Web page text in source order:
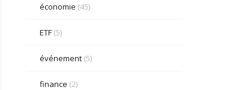
économie (45)
ETF(5)
événement(5)
finance (2)